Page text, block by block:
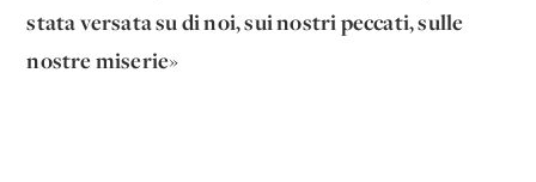
stata versata su di noi, sui nostri peccati, sulle
nostre miserie»